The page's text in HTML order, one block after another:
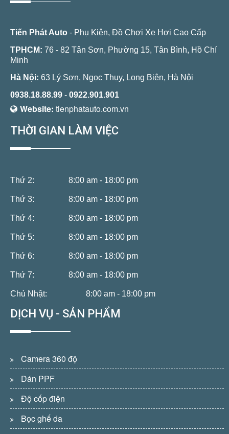
Tiến Phát Auto - Phụ Kiện, Đồ Chơi Xe Hơi Cao Cấp
TPHCM: 76 - 82 Tân Sơn, Phường 15, Tân Bình, Hồ Chí
Minh
Hà Nội: 63 Lý Sơn, Ngọc Thụy, Long Biên, Hà Nội
0938.18.88.99 - 0922.901.901
Website: tienphatauto.com.vn
THỜI GIAN LÀM VIỆC
Thứ 2: 8:00 am - 18:00 pm
Thứ 3: 8:00 am - 18:00 pm
Thứ 4: 8:00 am - 18:00 pm
Thứ 5: 8:00 am - 18:00 pm
Thứ 6: 8:00 am - 18:00 pm
Thứ 7: 8:00 am - 18:00 pm
Chủ Nhật: 8:00 am - 18:00 pm
DỊCH VỤ - SẢN PHẨM
Camera 360 độ
Dán PPF
Độ cốp điện
Bọc ghế da